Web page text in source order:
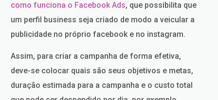
como funciona o Facebook Ads, que possibilita que
um perfil business seja criado de modo a veicular a
publicidade no próprio facebook e no instagram.
Assim, para criar a campanha de forma efetiva,
deve-se colocar quais são seus objetivos e metas,
duração estimada para a campanha e o custo total